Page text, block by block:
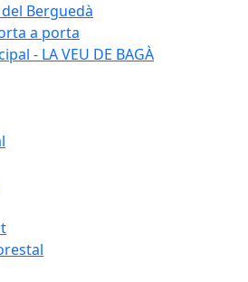
Berguedà
a porta
- LA VEU DE BAGÀ